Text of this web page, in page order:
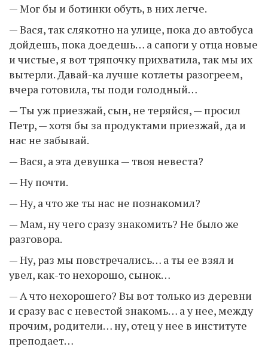
— Мог бы и ботинки обуть, в них легче.
— Вася, так слякотно на улице, пока до автобуса
дойдешь, пока доедешь… а сапоги у отца новые
и чистые, я вот тряпочку прихватила, так мы их
вытерли. Давай-ка лучше котлеты разогреем,
вчера готовила, ты поди голодный…
— Ты уж приезжай, сын, не теряйся, — просил
Петр, — хотя бы за продуктами приезжай, да и
нас не забывай.
— Вася, а эта девушка — твоя невеста?
— Ну почти.
— Ну, а что же ты нас не познакомил?
— Мам, ну чего сразу знакомить? Не было же
разговора.
— Ну, раз мы повстречались… а ты ее взял и
увел, как-то нехорошо, сынок…
— А что нехорошего? Вы вот только из деревни
и сразу вас с невестой знакомь… а у нее, между
прочим, родители… ну, отец у нее в институте
преподает…